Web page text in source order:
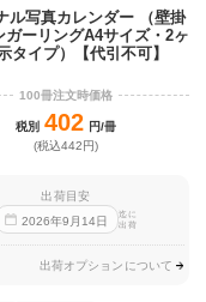
ル写真カレンダー （壁掛
ガーリングA4サイズ・2ヶ
タイプ）【代引不可】
100冊注文時価格
税別 402 円/冊
(税込442円)
出荷目安
2026年9 月 14日
迄に
出荷
出荷オプションについて